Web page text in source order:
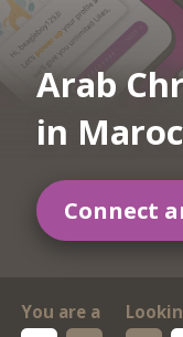
Arab
in
Connect
You are a